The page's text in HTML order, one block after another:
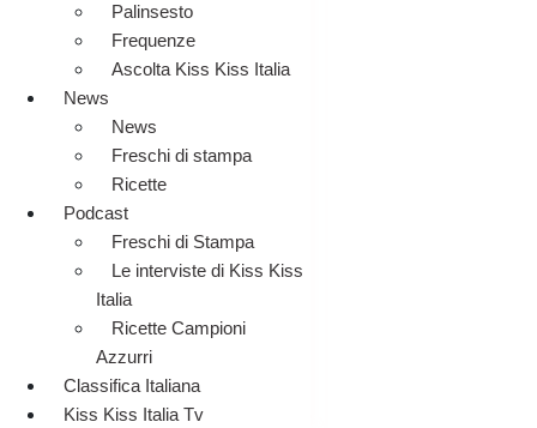
Palinsesto
Frequenze
Ascolta Kiss Kiss Italia
News
News
Freschi di stampa
Ricette
Podcast
Freschi di Stampa
Le interviste di Kiss Kiss
Italia
Ricette Campioni
Azzurri
Classifica Italiana
Kiss Kiss Italia Tv